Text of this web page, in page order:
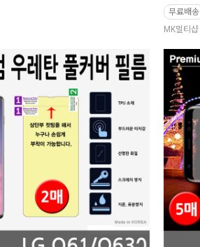
무료배송
MK멀티샵